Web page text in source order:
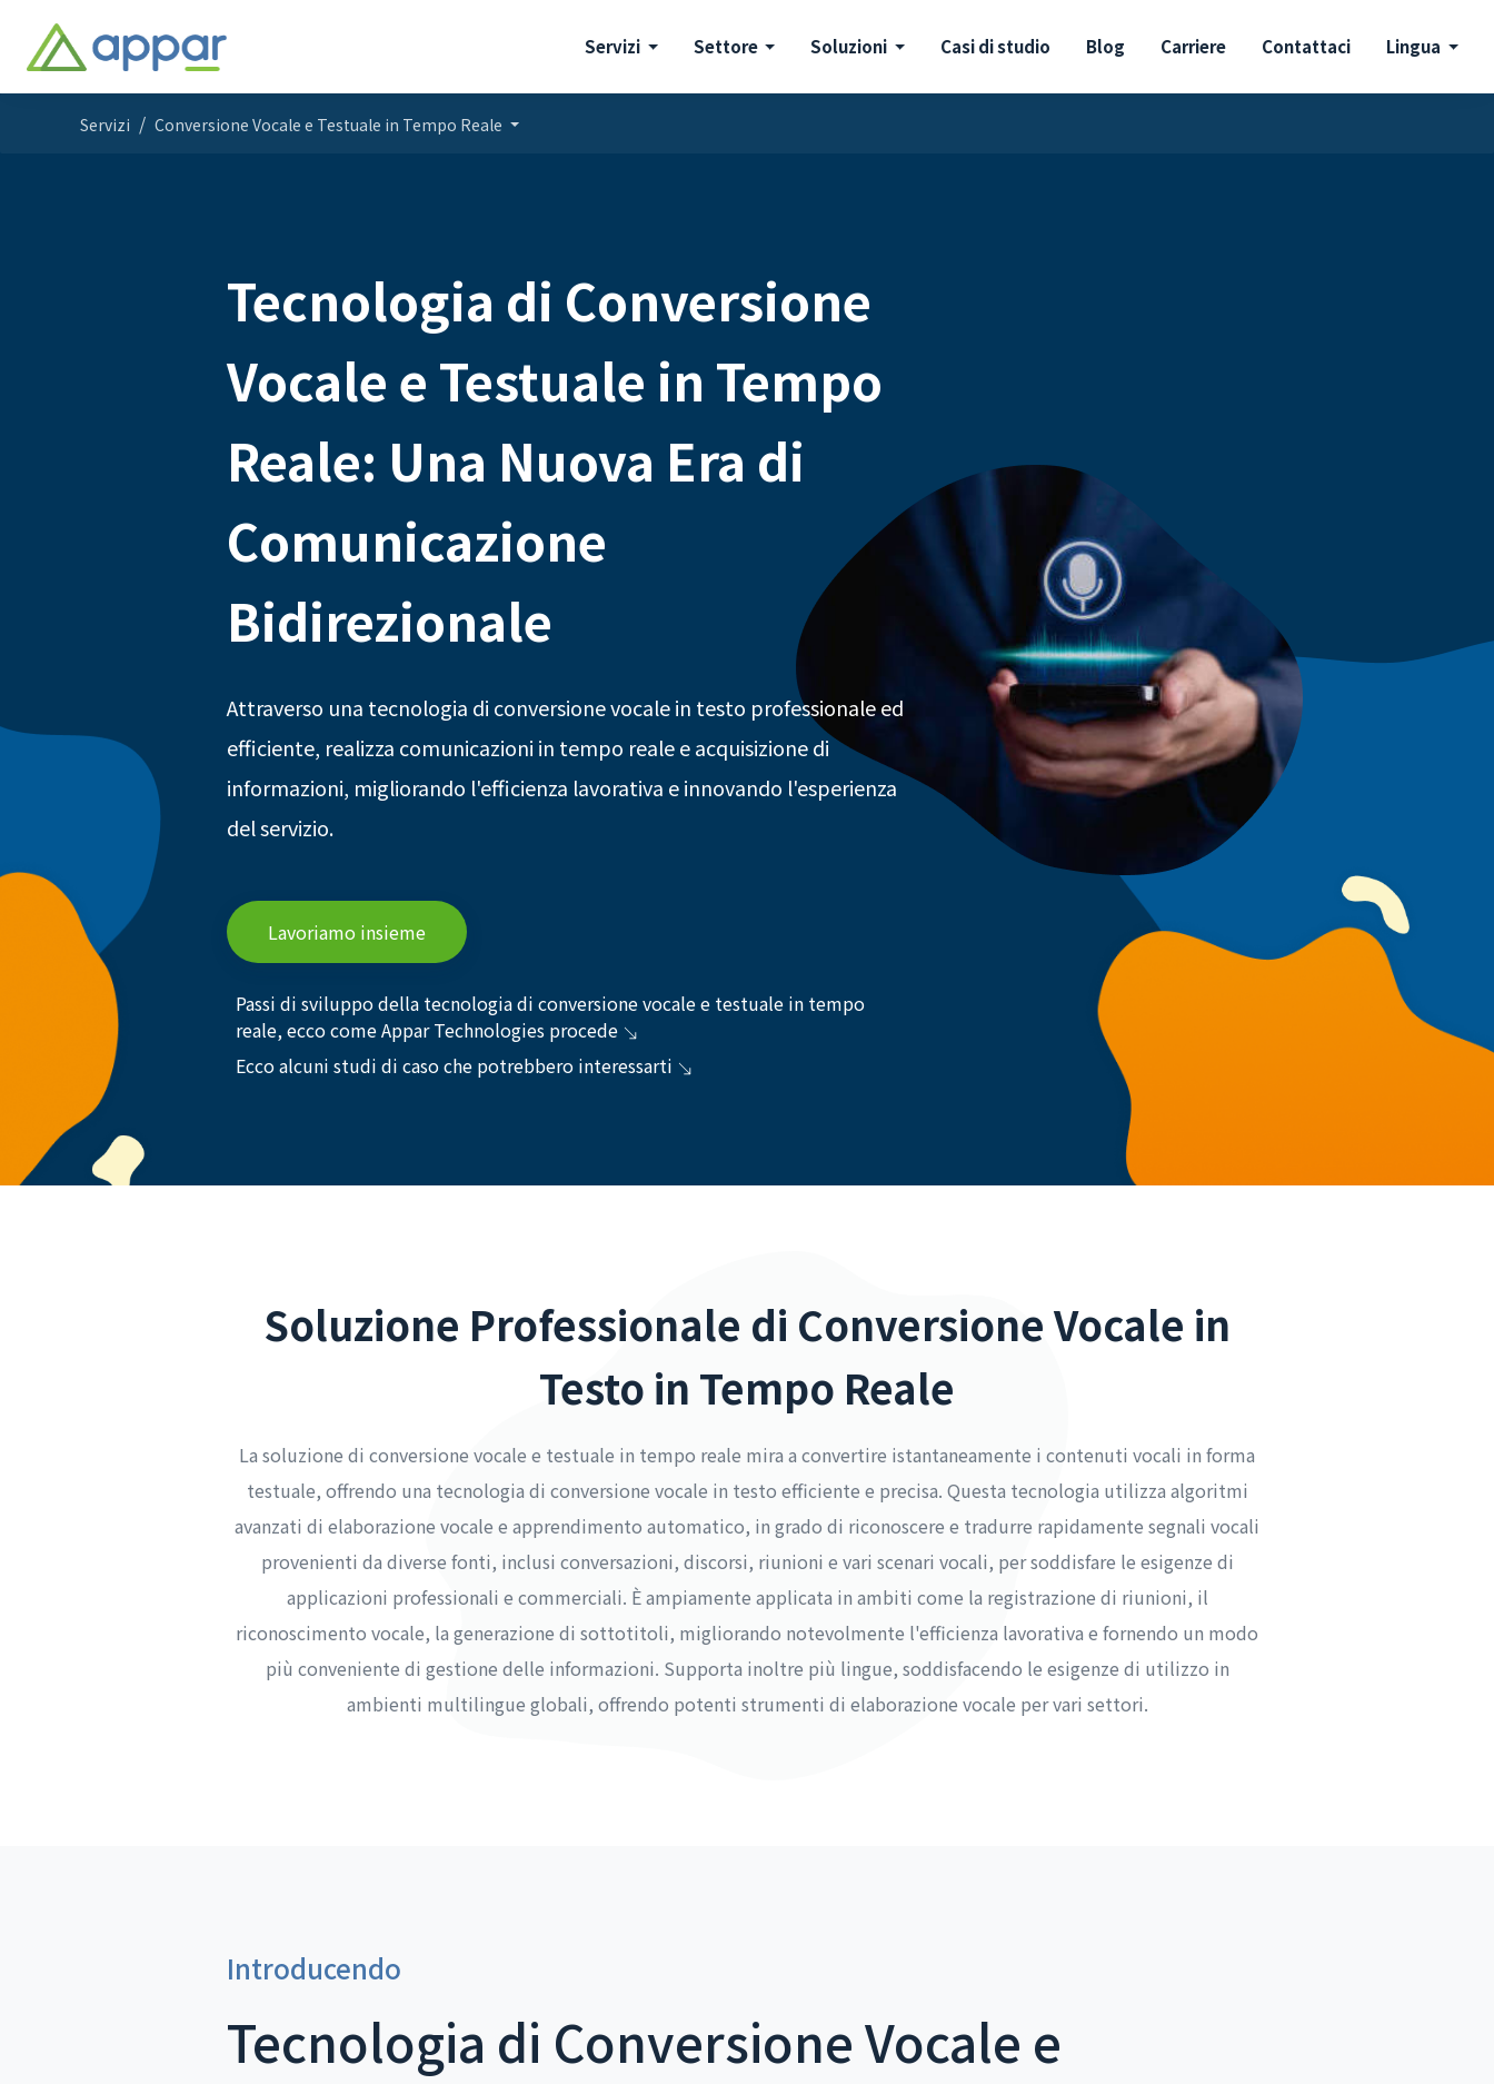
Servizi Settore Soluzioni Casi di studio Blog Carriere Contattaci Lingua
Servizi Conversione Vocale e Testuale in Tempo Reale
Tecnologia di Conversione
Vocale e Testuale in Tempo
Reale: Una Nuova Era di
Comunicazione
Bidirezionale
Attraverso una tecnologia di conversione vocale in testo professionale ed
efficiente, realizza comunicazioni in tempo reale e acquisizione di
informazioni, migliorando l'efficienza lavorativa e innovando l'esperienza
del servizio.
Lavoriamo insieme
Passi di sviluppo della tecnologia di conversione vocale e testuale in tempo
reale, ecco come Appar Technologies procede
Ecco alcuni studi di caso che potrebbero interessarti
Soluzione Professionale di Conversione Vocale in
Testo in Tempo Reale
La soluzione di conversione vocale e testuale in tempo reale mira a convertire istantaneamente i contenuti vocali in forma
testuale, offrendo una tecnologia di conversione vocale in testo efficiente e precisa. Questa tecnologia utilizza algoritmi
avanzati di elaborazione vocale e apprendimento automatico, in grado di riconoscere e tradurre rapidamente segnali vocali
provenienti da diverse fonti, inclusi conversazioni, discorsi, riunioni e vari scenari vocali, per soddisfare le esigenze di
applicazioni professionali e commerciali. È ampiamente applicata in ambiti come la registrazione di riunioni, il
riconoscimento vocale, la generazione di sottotitoli, migliorando notevolmente l'efficienza lavorativa e fornendo un modo
più conveniente di gestione delle informazioni. Supporta inoltre più lingue, soddisfacendo le esigenze di utilizzo in
ambienti multilingue globali, offrendo potenti strumenti di elaborazione vocale per vari settori.
Introducendo
Tecnologia di Conversione Vocale e